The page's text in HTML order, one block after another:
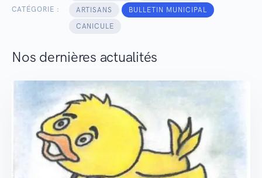
CATÉGORIE :
ARTISANS
BULLETIN MUNICIPAL
CANICULE
Nos dernières actualités